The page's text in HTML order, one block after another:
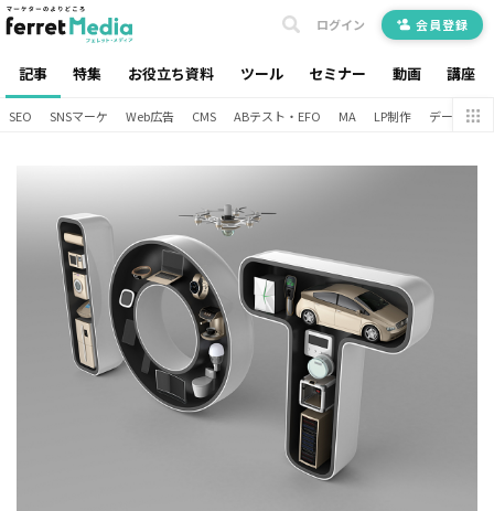
記事 特集 お役立ち資料 ツール セミナー 動画 講座
ログイン 会員登録
SEO SNSマーケ Web広告 CMS ABテスト・EFO MA LP制作 データ分析